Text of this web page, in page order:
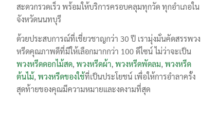
สะดวกรวดเร็ว พร้อมให้บริการครอบคลุมทุกวัด ทุกอำเภอใน
จังหวัดนนทบุรี
ด้วยประสบการณ์ที่เชี่ยวชาญกว่า 30 ปี เรามุ่งมั่นคัดสรรพวง
หรีดคุณภาพดีที่มีให้เลือกมากกว่า 100 ดีไซน์ ไม่ว่าจะเป็น
พวงหรีดดอกไม้สด, พวงหรีดผ้า, พวงหรีดพัดลม, พวงหรีด
ต้นไม้, พวงหรีดของใช้ที่เป็นประโยชน์ เพื่อให้การอำลาครั้ง
สุดท้ายของคุณมีความหมายและงดงามที่สุด